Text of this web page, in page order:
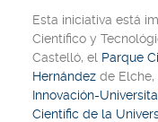
Esta iniciativa está
Científico y
Castelló, el Parque
Hernández de Elche,
Innovación-
Científic de la